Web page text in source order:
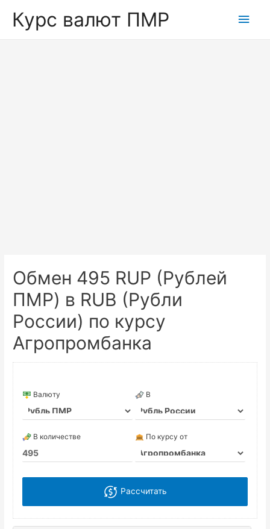
Курс валют ПМР
Обмен 495 RUP (Рублей
ПМР) в RUB (Рубли
России) по курсу
Агропромбанка
Валюту В
В количестве По курсу от
Рассчитать